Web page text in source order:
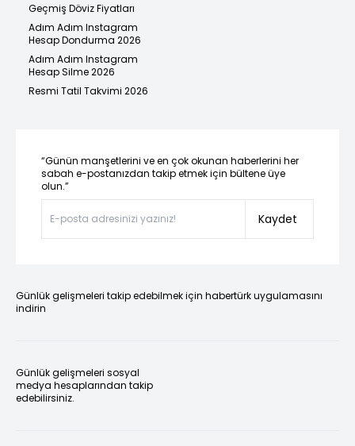
Geçmiş Döviz Fiyatları
Adım Adım Instagram
Hesap Dondurma 2026
Adım Adım Instagram
Hesap Silme 2026
Resmi Tatil Takvimi 2026
“Günün manşetlerini ve en çok okunan haberlerini her
sabah e-postanızdan takip etmek için bültene üye
olun.”
Kaydet
Günlük gelişmeleri takip edebilmek için habertürk uygulamasını
indirin
Günlük gelişmeleri sosyal
medya hesaplarından takip
edebilirsiniz.